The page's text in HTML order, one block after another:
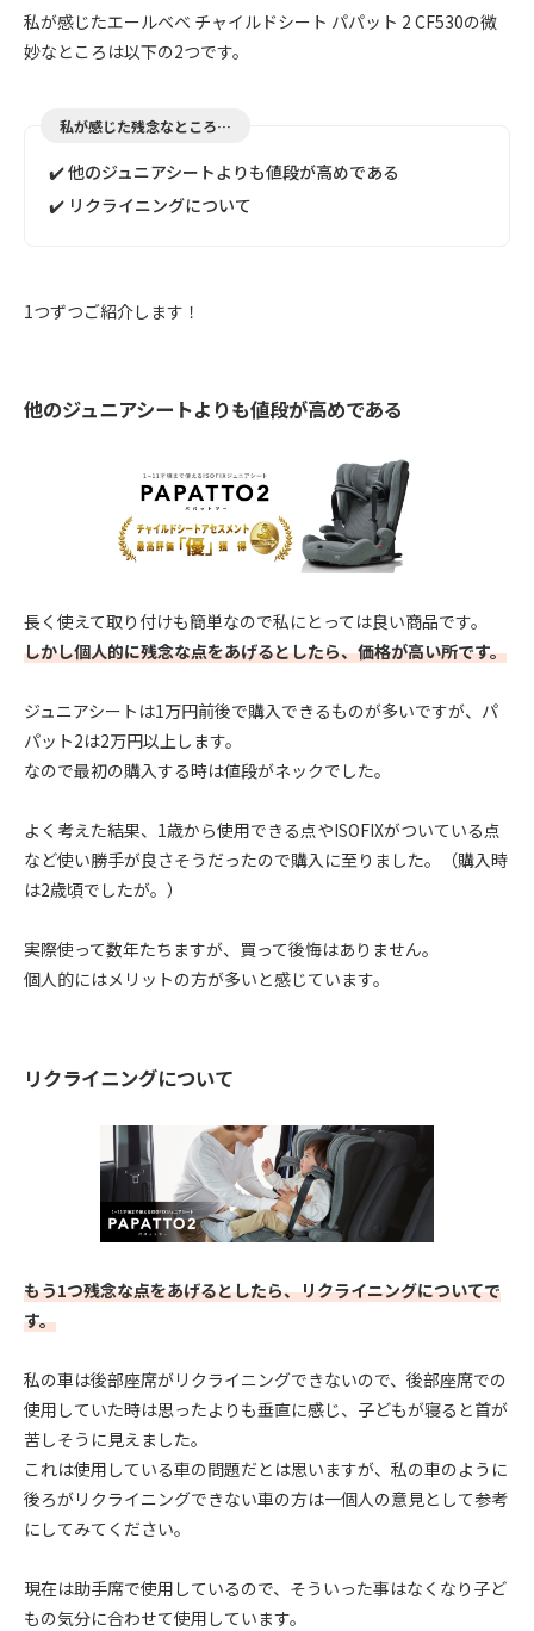
私が感じたエールベベ チャイルドシート パパット 2 CF530の微
妙なところは以下の2つです。
私が感じた残念なところ…
✔️ 他のジュニアシートよりも値段が高めである
✔️ リクライニングについて
1つずつご紹介します！
他のジュニアシートよりも値段が高めである
長く使えて取り付けも簡単なので私にとっては良い商品です。
しかし個人的に残念な点をあげるとしたら、価格が高い所です。
ジュニアシートは1万円前後で購入できるものが多いですが、パ
パット2は2万円以上します。
なので最初の購入する時は値段がネックでした。
よく考えた結果、1歳から使用できる点やISOFIXがついている点
など使い勝手が良さそうだったので購入に至りました。（購入時
は2歳頃でしたが。）
実際使って数年たちますが、買って後悔はありません。
個人的にはメリットの方が多いと感じています。
リクライニングについて
もう1つ残念な点をあげるとしたら、リクライニングについてで
す。
私の車は後部座席がリクライニングできないので、後部座席での
使用していた時は思ったよりも垂直に感じ、子どもが寝ると首が
苦しそうに見えました。
これは使用している車の問題だとは思いますが、私の車のように
後ろがリクライニングできない車の方は一個人の意見として参考
にしてみてください。
現在は助手席で使用しているので、そういった事はなくなり子ど
もの気分に合わせて使用しています。